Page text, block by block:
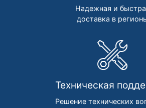
Надежная и
доставка в
Техническая
Решение технических